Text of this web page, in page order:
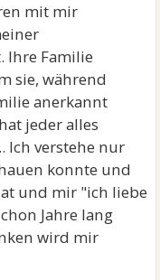
mit mir
Ihre Familie
sie, während
anerkannt
jeder alles
Ich verstehe nur
konnte und
und mir "ich liebe
Jahre lang
wird mir